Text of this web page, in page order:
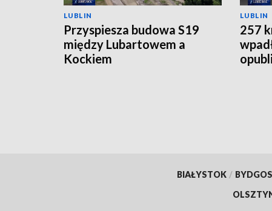
LUBLIN
Przyspiesza budowa S19
między Lubartowem a
Kockiem
LUBLIN
257
BIAŁYSTOK /